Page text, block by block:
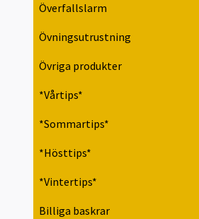
Överfallslarm
Övningsutrustning
Övriga produkter
*Vårtips*
*Sommartips*
*Hösttips*
*Vintertips*
Billiga baskrar